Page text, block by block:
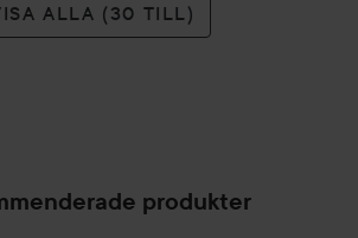
ALLA (30 TILL)
produkter